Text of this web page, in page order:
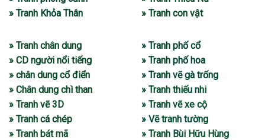
» Tranh Khỏa Thân
» Tranh con vật
» Tranh chân dung
» CD người nổi tiếng
» chân dung cổ điển
» Chân dung chì than
» Tranh vẽ 3D
» Tranh cá chép
» Tranh bát mã
» Tranh phố cổ
» Tranh phố hoa
» Tranh vẽ gà trống
» Tranh thiếu nhi
» Tranh vẽ xe cộ
» Vẽ tranh tường
» Tranh Bùi Hữu Hùng